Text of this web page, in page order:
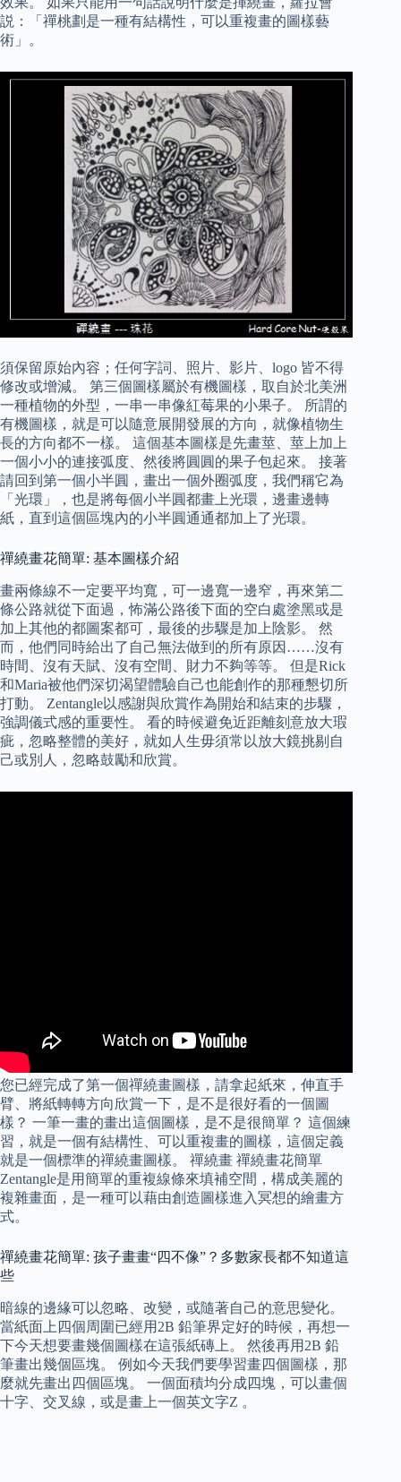
説：「禪桃劃是一種有結構性，可以重複畫的圖樣藝
術」。
須保留原始內容；任何字詞、照片、影片、logo 皆不得
修改或增減。 第三個圖樣屬於有機圖樣，取自於北美洲
一種植物的外型，一串一串像紅莓果的小果子。 所謂的
有機圖樣，就是可以隨意展開發展的方向，就像植物生
長的方向都不一樣。 這個基本圖樣是先畫莖、莖上加上
一個小小的連接弧度、然後將圓圓的果子包起來。 接著
請回到第一個小半圓，畫出一個外圈弧度，我們稱它為
「光環」，也是將每個小半圓都畫上光環，邊畫邊轉
紙，直到這個區塊內的小半圓通通都加上了光環。
禪繞畫花簡單: 基本圖樣介紹
畫兩條線不一定要平均寬，可一邊寬一邊窄，再來第二
條公路就從下面過，怖滿公路後下面的空白處塗黑或是
加上其他的都圖案都可，最後的步驟是加上陰影。 然
而，他們同時給出了自己無法做到的所有原因……沒有
時間、沒有天賦、沒有空間、財力不夠等等。 但是Rick
和Maria被他們深切渴望體驗自己也能創作的那種懇切所
打動。 Zentangle以感謝與欣賞作為開始和結束的步驟，
強調儀式感的重要性。 看的時候避免近距離刻意放大瑕
疵，忽略整體的美好，就如人生毋須常以放大鏡挑剔自
己或別人，忽略鼓勵和欣賞。
您已經完成了第一個禪繞畫圖樣，請拿起紙來，伸直手
臂、將紙轉轉方向欣賞一下，是不是很好看的一個圖
樣？ 一筆一畫的畫出這個圖樣，是不是很簡單？ 這個練
習，就是一個有結構性、可以重複畫的圖樣，這個定義
就是一個標準的禪繞畫圖樣。 禪繞畫 禪繞畫花簡單
Zentangle是用簡單的重複線條來填補空間，構成美麗的
複雜畫面，是一種可以藉由創造圖樣進入冥想的繪畫方
式。
禪繞畫花簡單: 孩子畫畫“四不像”？多數家長都不知道這
些
暗線的邊緣可以忽略、改變，或隨著自己的意思變化。
當紙面上四個周圍已經用2B 鉛筆界定好的時候，再想一
下今天想要畫幾個圖樣在這張紙磚上。 然後再用2B 鉛
筆畫出幾個區塊。 例如今天我們要學習畫四個圖樣，那
麼就先畫出四個區塊。 一個面積均分成四塊，可以畫個
十字、交叉線，或是畫上一個英文字Z 。